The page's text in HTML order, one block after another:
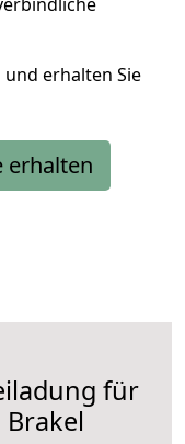
und erhalten Sie
erhalten
für